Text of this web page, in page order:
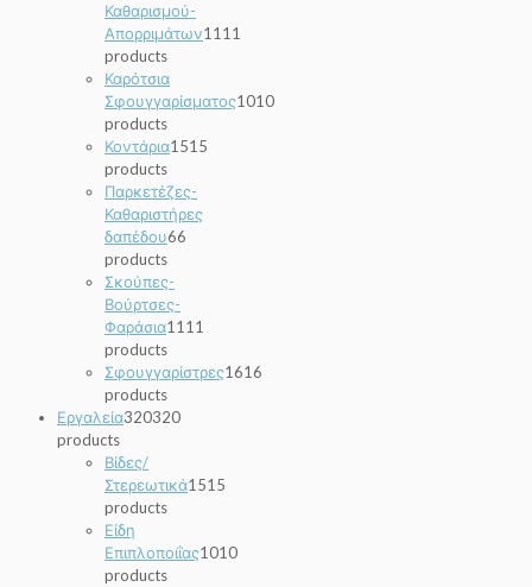
Καθαρισμού-
Απορριμάτων11 11
products
Καρότσια
Σφουγγαρίσματος1010
products
Κοντάρια1515
products
Παρκετέζες-
Καθαριστήρες
δαπέδου66
products
Σκούπες-
Βούρτσες-
Φαράσια11 11
products
Σφουγγαρίστρες1616
products
Εργαλεία320320
products
Βίδες/
Στερεωτικά1515
products
Είδη
Επιπλοποιΐας1010
products